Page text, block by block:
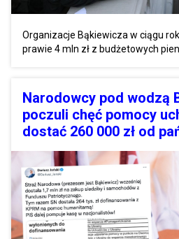
Organizacje Bąkiewicza w ciągu
prawie 4 mln zł z budżetowych
Narodowcy pod wodzą
poczuli chęć pomocy
dostać 260 000 zł od